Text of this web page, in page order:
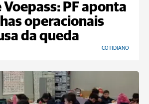
PF aponta
operacionais
da queda
COTIDIANO